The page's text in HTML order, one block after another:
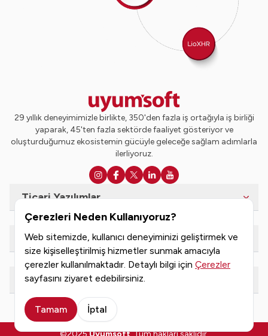
Çerezleri Neden Kullanıyoruz?
Web sitemizde, kullanıcı deneyiminizi geliştirmek ve
size kişiselleştirilmiş hizmetler sunmak amacıyla
çerezler kullanılmaktadır. Detaylı bilgi için Çerezler
sayfasını ziyaret edebilirsiniz.
Tamam İptal
29 yıllık deneyimimizle birlikte, 350'den fazla iş ortağıyla iş birliği
yaparak, 45'ten fazla sektörde faaliyet gösteriyor ve
oluşturduğumuz ekosistemin gücüyle geleceğe sağlam adımlarla
ilerliyoruz.
Ticari Yazılımlar
e-Dönüşüm Hizmetleri
Kaynaklar
©2025Uyumsoft. Tüm hakları saklıdır.